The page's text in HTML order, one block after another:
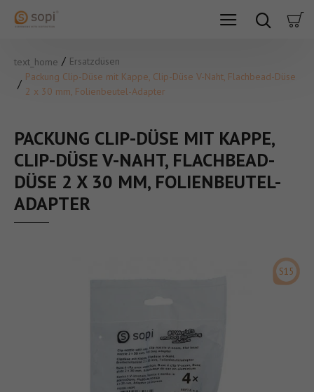
text_home
Ersatzdüsen
Packung Clip-Düse mit Kappe, Clip-Düse V-Naht, Flachbead-Düse
2 x 30 mm, Folienbeutel-Adapter
PACKUNG CLIP-DÜSE MIT KAPPE,
CLIP-DÜSE V-NAHT, FLACHBEAD-
DÜSE 2 X 30 MM, FOLIENBEUTEL-
ADAPTER
S15